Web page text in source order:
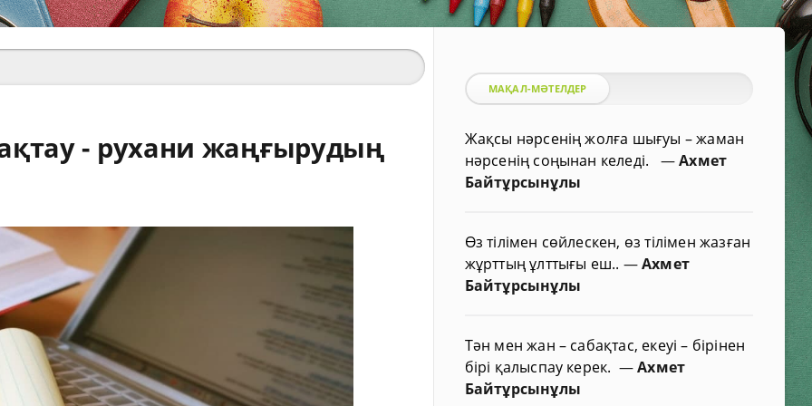
- рухани жаңғырудың
МАҚАЛ-МӘТЕЛДЕР
Жақсы нәрсенің жолға шығуы – жаман
нәрсенің соңынан келеді. —Ахмет
Байтұрсынұлы
Өз тілімен сөйлескен, өз тілімен жазған
жұрттың ұлттығы еш.. —Ахмет
Байтұрсынұлы
Тән мен жан – сабақтас, екеуі – бірінен
бірі қалыспау керек. —Ахмет
Байтұрсынұлы